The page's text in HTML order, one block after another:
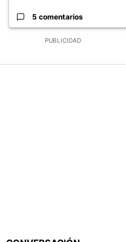
PUBLICIDAD
5 comentarios